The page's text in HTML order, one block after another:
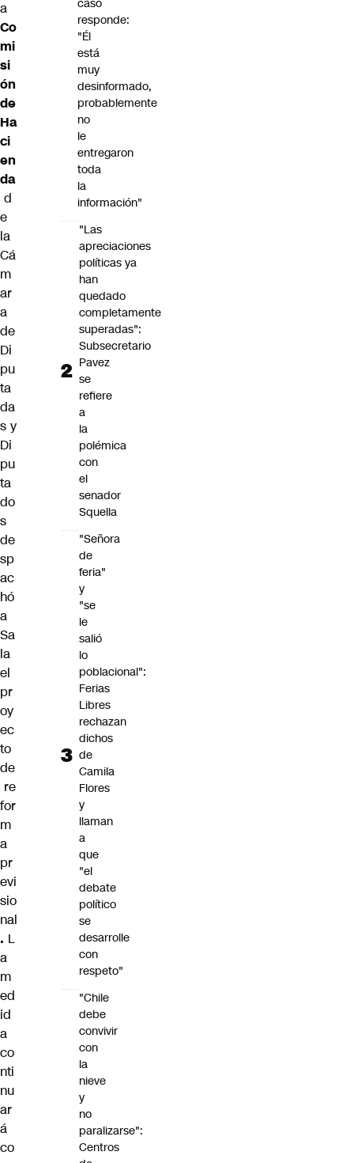
a
Co
mi
si
ón
de
Ha
ci
en
da
d
e
la
Cá
m
ar
a
de
Di
pu
ta
da
s y
Di
pu
ta
do
s
de
sp
ac
hó
a
Sa
la
el
pr
oy
ec
to
de
re
for
m
a
pr
evi
sio
nal
. L
a
m
ed
id
a
co
nti
nu
ar
á
co
caso
responde:
"Él
está
muy
desinformado,
probablemente
no
le
entregaron
toda
la
información"
"Las
apreciaciones
políticas ya
han
quedado
completamente
superadas":
Subsecretario
Pavez
se
refiere
a
la
polémica
con
el
senador
Squella
"Señora
de
feria"
y
"se
le
salió
lo
poblacional":
Ferias
Libres
rechazan
dichos
de
Camila
Flores
y
llaman
a
que
"el
debate
político
se
desarrolle
con
respeto"
"Chile
debe
convivir
con
la
nieve
y
no
paralizarse":
Centros